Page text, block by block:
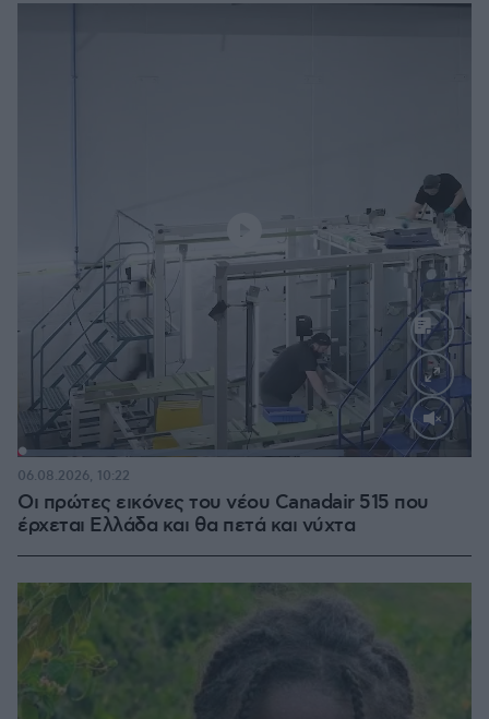
Loaded
Οι πρώτες εικόνες του νέου Canadair 515 που
έρχεται Ελλάδα και θα πετά και νύχτα
06.08.2026, 10:22